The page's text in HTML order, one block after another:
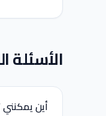
الأسئلة
أين يمكنني